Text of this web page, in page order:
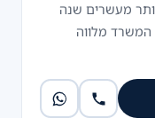
מעשרים שנה
המשרד מלווה